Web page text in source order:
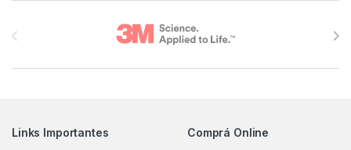
Links Importantes
Comprá Online